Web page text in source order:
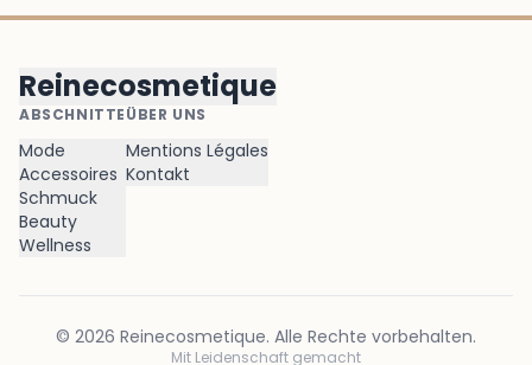
Reinecosmetique
ABSCHNITTE
Mode
Accessoires
Schmuck
Beauty
Wellness
ÜBER UNS
Mentions Légales
Kontakt
© 2026 Reinecosmetique. Alle Rechte vorbehalten.
Mit Leidenschaft gemacht